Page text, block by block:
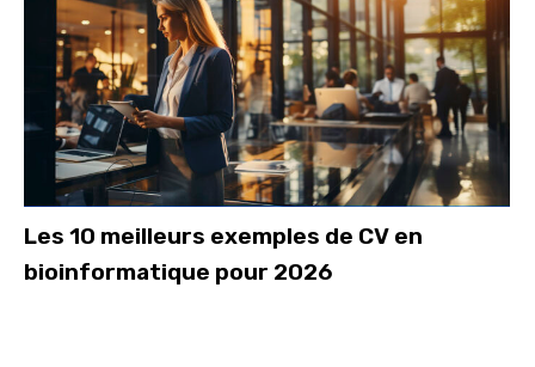
Les 10 meilleurs exemples de CV en
bioinformatique pour 2026